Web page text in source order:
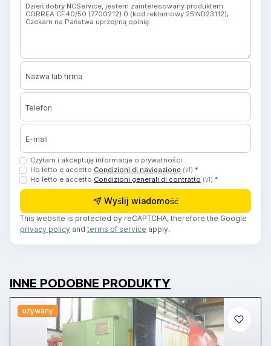
Nazwa lub firma
Telefon
E-mail
Czytam i akceptuję informacje o prywatności
Ho letto e accetto Condizioni di navigazione (v1) *
Ho letto e accetto Condizioni generali di contratto (v1) *
Wyślij wiadomość
This website is protected by reCAPTCHA, therefore the Google
privacy policy and terms of service apply.
INNE PODOBNE PRODUKTY
używany